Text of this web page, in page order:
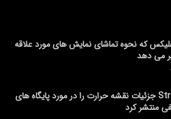
که نحوه تماشای نمایش های مورد علاقه
می دهد
برنامه Strava جزئیات نقشه حرارت را در مورد پایگاه های
منتشر کرد